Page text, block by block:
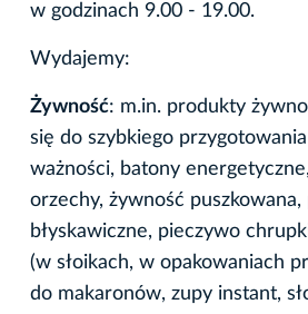
w godzinach 9.00 - 19.00.
Wydajemy:
Żywność: m.in. produkty
się do szybkiego
ważności, batony
orzechy, żywność puszkowana,
błyskawiczne, pieczywo
(w słoikach, w opakowaniach
do makaronów, zupy instant,